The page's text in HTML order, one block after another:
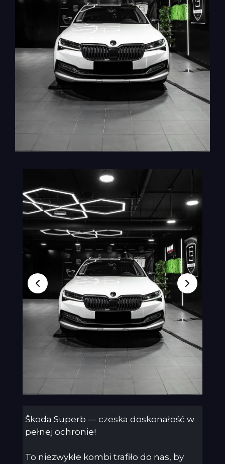
Škoda Superb — czeska doskonałość w
pełnej ochronie!
To niezwykłe kombi trafiło do nas, by